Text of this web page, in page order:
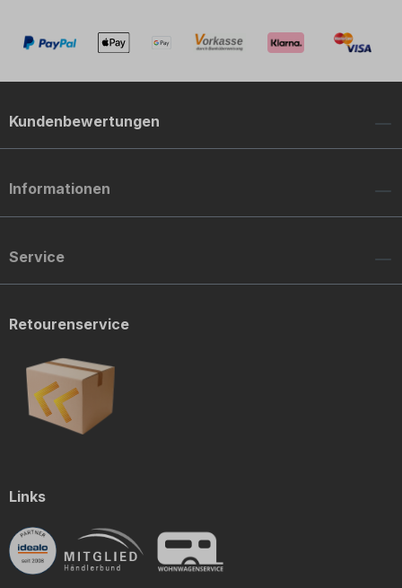
Kundenbewertungen
Informationen
Service
Retourenservice
Links